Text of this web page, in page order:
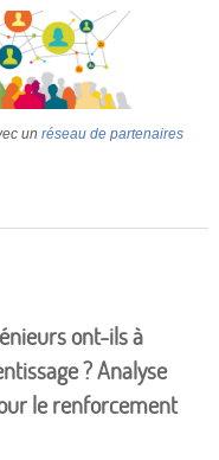
un réseau de partenaires
ont-ils à
? Analyse
le renforcement